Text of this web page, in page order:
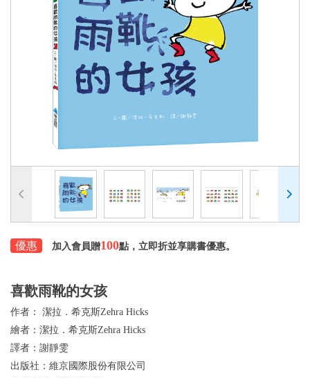
優惠 加入會員贈100點，立即折並享購書優惠。
喜歡雨靴的女孩
作者： 潔拉．希克斯Zehra Hicks
繪者： 潔拉．希克斯Zehra Hicks
譯者： 謝靜雯
出版社： 維京國際股份有限公司